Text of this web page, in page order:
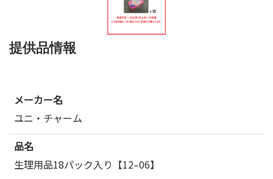
提供品情報
メーカー名
ユニ・チャーム
品名
生理用品18パック入り【12–06】